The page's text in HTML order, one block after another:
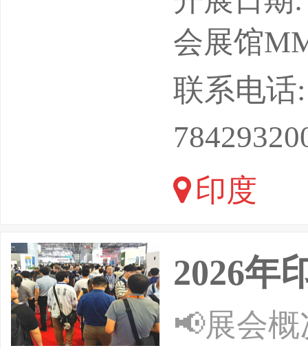
位】北
可+VX：
（MET
会展馆
联系电话
印度
2026年
📢展会